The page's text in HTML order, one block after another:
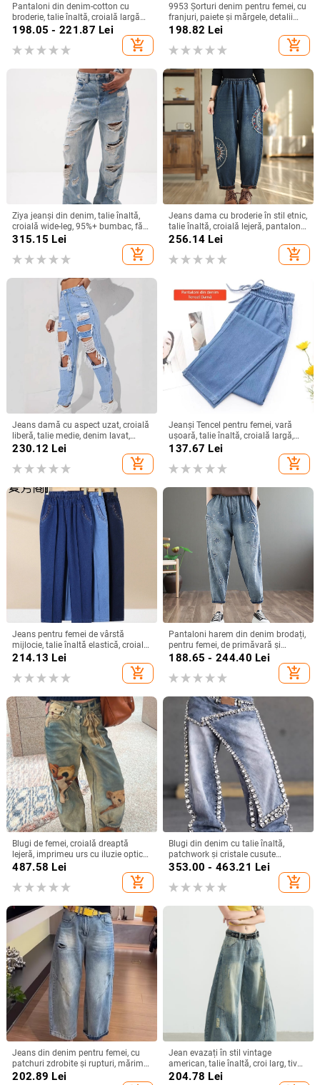
Pantaloni din denim-cotton cu
broderie, talie înaltă, croială largă
tip harém, lungime 9/10,
microelastic, stil etno-literar retro.
198.05 - 221.87 Lei
add_shopping_cart
9953 Şorturi denim pentru femei, cu
franjuri, paiete și mărgele, detalii
rupte, lungime Capri, croială
198.82 Lei
add_shopping_cart
Ziya jeanși din denim, talie înaltă,
croială wide-leg, 95%+ bumbac, fără
călcare, vara 2025
315.15 Lei
add_shopping_cart
Jeans dama cu broderie în stil etnic,
talie înaltă, croială lejeră, pantaloni
harem, mărime plus
256.14 Lei
add_shopping_cart
Jeans damă cu aspect uzat, croială
liberă, talie medie, denim lavat,
bumbac 70–80% / poliester 30–
230.12 Lei
add_shopping_cart
Jeanși Tencel pentru femei, vară
ușoară, talie înaltă, croială largă,
croială drapată, model 2026, plus
137.67 Lei
add_shopping_cart
Jeans pentru femei de vârstă
mijlocie, talie înaltă elastică, croială
dreaptă, lungime ¾, largi,
214.13 Lei
add_shopping_cart
Pantaloni harem din denim brodați,
pentru femei, de primăvară și
toamnă, lejeri, plus mărime, cu talie
elastică, retro, distressed, casual,
crop
188.65 - 244.40 Lei
add_shopping_cart
Blugi de femei, croială dreaptă
lejeră, imprimeu urs cu iluzie optică,
toamnă–iarna 2025
487.58 Lei
add_shopping_cart
Blugi din denim cu talie înaltă,
patchwork și cristale cusute
manual, drepti, largi pentru femei,
353.00 - 463.21 Lei
add_shopping_cart
Jeans din denim pentru femei, cu
patchuri zdrobite și rupturi, mărime
plus, vară 2025, stil nou, croială
202.89 Lei
Jean evazați în stil vintage
american, talie înaltă, croi larg, tiv
curbat, pentru femei
204.78 Lei